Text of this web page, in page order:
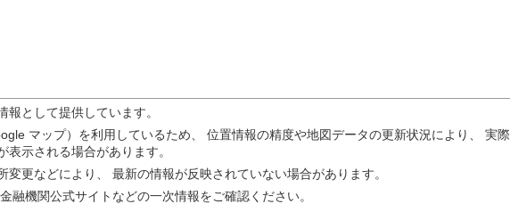
として提供しています。
マップ）を利用しているため、 位置情報の精度や地図データの更新状況により、 実際
表示される場合があります。
変更などにより、 最新の情報が反映されていない場合があります。
融機関公式サイトなどの一次情報をご確認ください。